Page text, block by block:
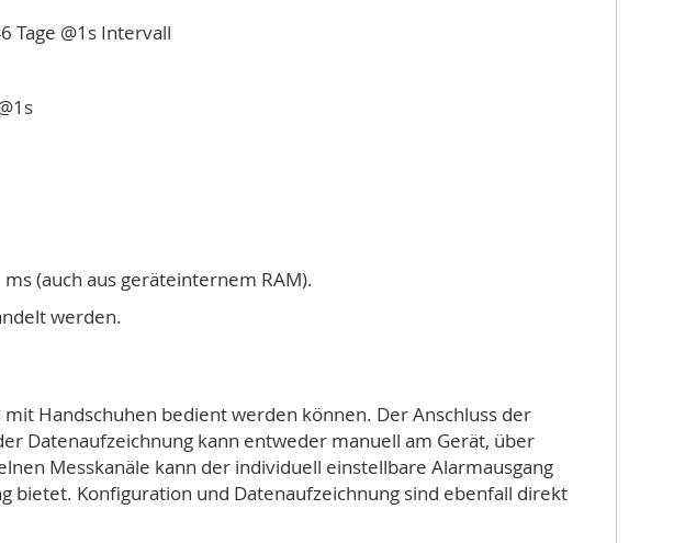
Tage @1s Intervall
(auch aus geräteinternem RAM).
werden.
Handschuhen bedient werden können. Der Anschluss der
Datenaufzeichnung kann entweder manuell am Gerät, über
Messkanäle kann der individuell einstellbare Alarmausgang
bietet. Konfiguration und Datenaufzeichnung sind ebenfall direkt